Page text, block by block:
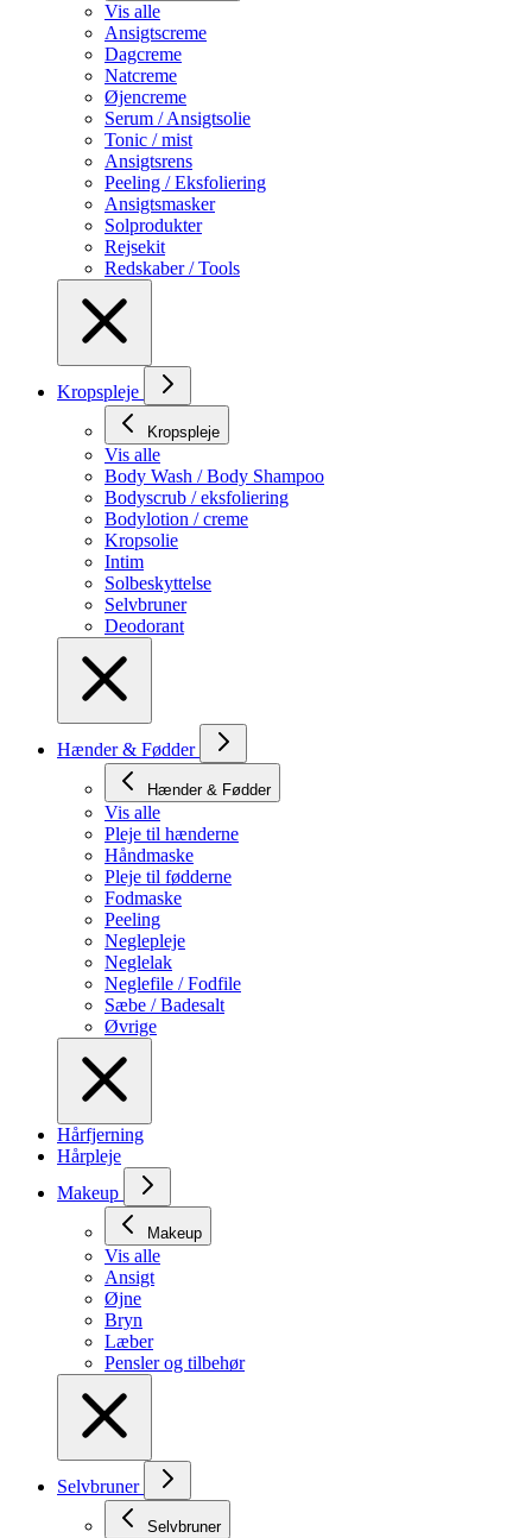
Vis alle
Ansigtscreme
Dagcreme
Natcreme
Øjencreme
Serum / Ansigtsolie
Tonic / mist
Ansigtsrens
Peeling / Eksfoliering
Ansigtsmasker
Solprodukter
Rejsekit
Redskaber / Tools
Kropspleje
Kropspleje
Vis alle
Body Wash / Body Shampoo
Bodyscrub / eksfoliering
Bodylotion / creme
Kropsolie
Intim
Solbeskyttelse
Selvbruner
Deodorant
Hænder & Fødder
Hænder & Fødder
Vis alle
Pleje til hænderne
Håndmaske
Pleje til fødderne
Fodmaske
Peeling
Neglepleje
Neglelak
Neglefile / Fodfile
Sæbe / Badesalt
Øvrige
Hårfjerning
Hårpleje
Makeup
Makeup
Vis alle
Ansigt
Øjne
Bryn
Læber
Pensler og tilbehør
Selvbruner
Selvbruner